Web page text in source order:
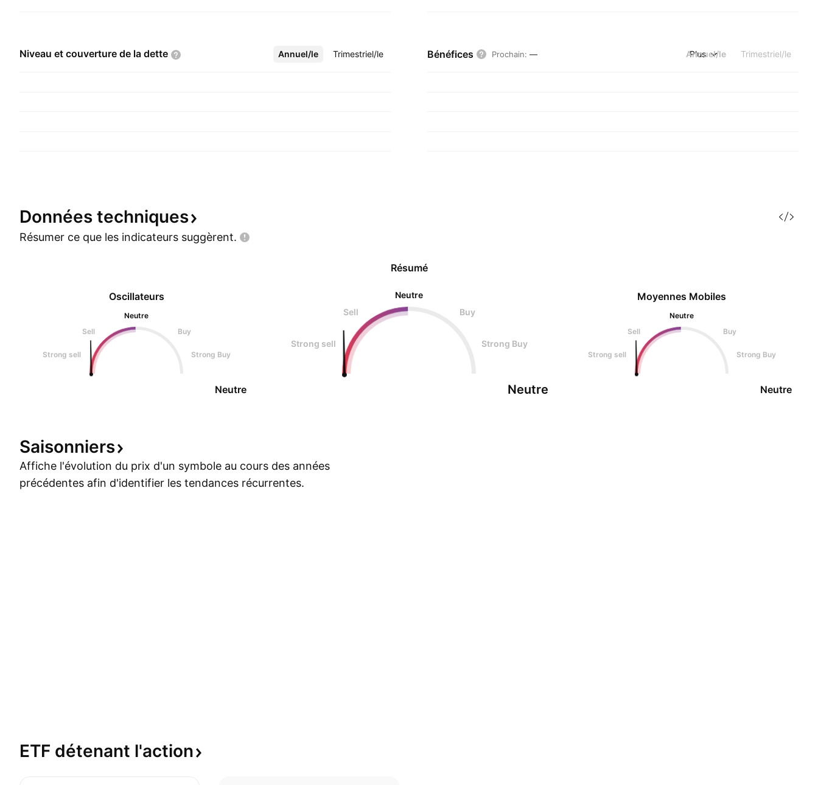
Niveau et couverture de la dette Annuel/le Trimestriel/le
Plus Bénéfices Prochain: — Annuel/le Trimestriel/le
Plus
Données techniques
Résumer ce que les indicateurs suggèrent.
Oscillateurs
Neutre
Sell
Buy
Strong sell Strong Buy
Neutre
Résumé
Neutre
Sell
Buy
Strong sell Strong Buy
Neutre
Moyennes Mobiles
Neutre
Sell
Buy
Strong sell Strong Buy
Neutre
Saisonniers
Affiche l'évolution du prix d'un symbole au cours des années
précédentes afin d'identifier les tendances récurrentes.
ETF détenant l'action